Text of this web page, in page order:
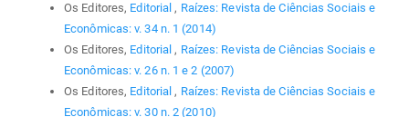
Os Editores, Editorial, Raízes: Revista de Ciências Sociais e
Econômicas: v. 34 n. 1 (2014)
Os Editores, Editorial, Raízes: Revista de Ciências Sociais e
Econômicas: v. 26 n. 1 e 2 (2007)
Os Editores, Editorial, Raízes: Revista de Ciências Sociais e
Econômicas: v. 30 n. 2 (2010)